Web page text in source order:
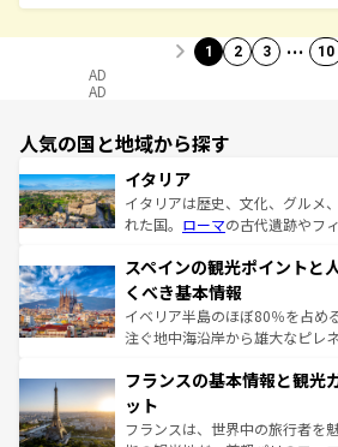
1 2 3 … 10
AD
AD
人気の国と地域から探す
イタリア
イタリアは歴史、文化、グルメ
れた国。 ローマの古代遺跡やフ
ろん、トスカーナの美しい田園
景など、自然景観も見逃せない
ピザやパスタなど、絶品のイタ
できる。朝目覚めてから夜眠る
なお、新着のイタリア情報はコ
しい。
スペインの観光ポイントと
くべき基本情報
イベリア半島のほぼ80％を占め
注ぐ地中海沿岸から雄大なピレ
文化が根付くこの国では、情熱
れる闘牛、そして美味しいタパ
る。首都マドリードの洗練され
フランスの基本情報と観光
ット
フランスは、世界中の旅行者を